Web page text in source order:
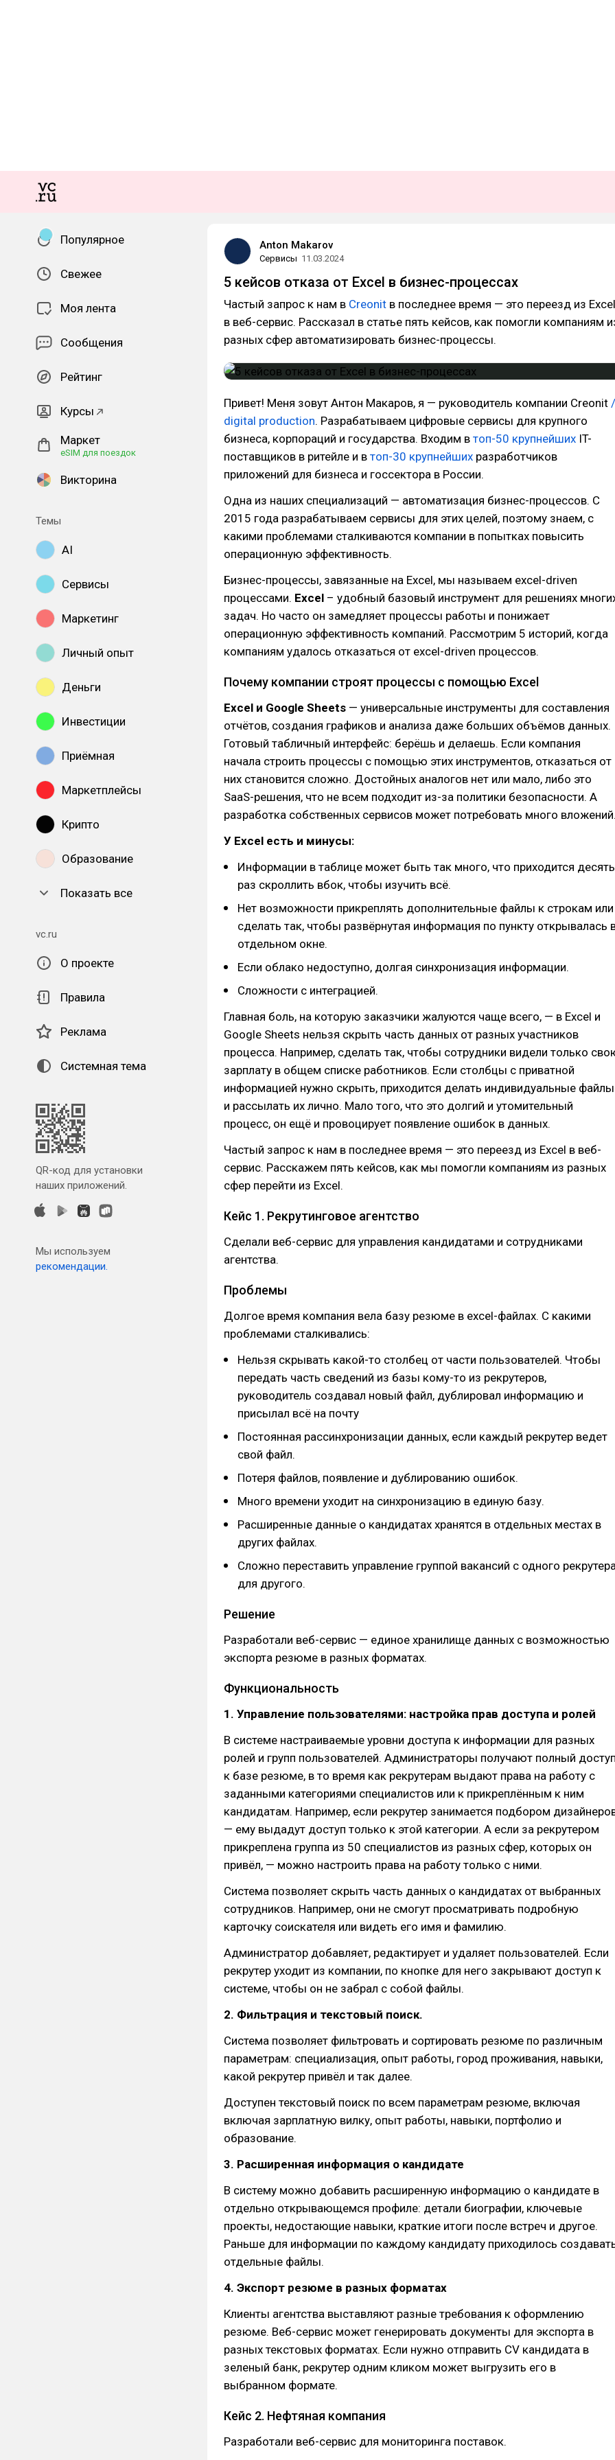
Популярное
Свежее
Моя лента
Сообщения
Рейтинг
Курсы
Маркет
eSIM для поездок
Викторина
Темы
AI
Сервисы
Маркетинг
Личный опыт
Деньги
Инвестиции
Приёмная
Маркетплейсы
Крипто
Образование
Показать все
vc.ru
О проекте
Правила
Реклама
Системная тема
QR-код для установки
наших приложений.
Мы используем
рекомендации.
Anton Makarov
Сервисы 11.03.2024
5 кейсов отказа от Excel в бизнес-процессах
Частый запрос к нам в Creonit в последнее время — это переезд из Excel
в веб-сервис. Рассказал в статье пять кейсов, как помогли компаниям
разных сфер автоматизировать бизнес-процессы.
Привет! Меня зовут Антон Макаров, я — руководитель компании Creonit /
digital production. Разрабатываем цифровые сервисы для крупного
бизнеса, корпораций и государства. Входим в топ-50 крупнейших IT-
поставщиков в ритейле и в топ-30 крупнейших разработчиков
приложений для бизнеса и госсектора в России.
Одна из наших специализаций — автоматизация бизнес-процессов. С
2015 года разрабатываем сервисы для этих целей, поэтому знаем, с
какими проблемами сталкиваются компании в попытках повысить
операционную эффективность.
Бизнес-процессы, завязанные на Excel, мы называем excel-driven
процессами. Excel – удобный базовый инструмент для решениях
задач. Но часто он замедляет процессы работы и понижает
операционную эффективность компаний. Рассмотрим 5 историй, когда
компаниям удалось отказаться от excel-driven процессов.
Почему компании строят процессы с помощью Excel
Excel и Google Sheets — универсальные инструменты для составления
отчётов, создания графиков и анализа даже больших объёмов данных.
Готовый табличный интерфейс: берёшь и делаешь. Если компания
начала строить процессы с помощью этих инструментов, отказаться от
них становится сложно. Достойных аналогов нет или мало, либо это
SaaS-решения, что не всем подходит из-за политики безопасности. А
разработка собственных сервисов может потребовать много
У Excel есть и минусы:
Информации в таблице может быть так много, что приходится десять
раз скроллить вбок, чтобы изучить всё.
Нет возможности прикреплять дополнительные файлы к строкам или
сделать так, чтобы развёрнутая информация по пункту открывалась
отдельном окне.
Если облако недоступно, долгая синхронизация информации.
Сложности с интеграцией.
Главная боль, на которую заказчики жалуются чаще всего, — в Excel и
Google Sheets нельзя скрыть часть данных от разных участников
процесса. Например, сделать так, чтобы сотрудники видели только
зарплату в общем списке работников. Если столбцы с приватной
информацией нужно скрыть, приходится делать индивидуальные файлы
и рассылать их лично. Мало того, что это долгий и утомительный
процесс, он ещё и провоцирует появление ошибок в данных.
Частый запрос к нам в последнее время — это переезд из Excel в веб-
сервис. Расскажем пять кейсов, как мы помогли компаниям из разных
сфер перейти из Excel.
Кейс 1. Рекрутинговое агентство
Сделали веб-сервис для управления кандидатами и сотрудниками
агентства.
Проблемы
Долгое время компания вела базу резюме в excel-файлах. С какими
проблемами сталкивались:
Нельзя скрывать какой-то столбец от части пользователей. Чтобы
передать часть сведений из базы кому-то из рекрутеров,
руководитель создавал новый файл, дублировал информацию и
присылал всё на почту
Постоянная рассинхронизации данных, если каждый рекрутер ведет
свой файл.
Потеря файлов, появление и дублированию ошибок.
Много времени уходит на синхронизацию в единую базу.
Расширенные данные о кандидатах хранятся в отдельных местах в
других файлах.
Сложно переставить управление группой вакансий с одного
для другого.
Решение
Разработали веб-сервис — единое хранилище данных с возможностью
экспорта резюме в разных форматах.
Функциональность
1. Управление пользователями: настройка прав доступа и ролей
В системе настраиваемые уровни доступа к информации для разных
ролей и групп пользователей. Администраторы получают полный
к базе резюме, в то время как рекрутерам выдают права на работу с
заданными категориями специалистов или к прикреплённым к ним
кандидатам. Например, если рекрутер занимается подбором
— ему выдадут доступ только к этой категории. А если за рекрутером
прикреплена группа из 50 специалистов из разных сфер, которых он
привёл, — можно настроить права на работу только с ними.
Система позволяет скрыть часть данных о кандидатах от выбранных
сотрудников. Например, они не смогут просматривать подробную
карточку соискателя или видеть его имя и фамилию.
Администратор добавляет, редактирует и удаляет пользователей. Если
рекрутер уходит из компании, по кнопке для него закрывают доступ к
системе, чтобы он не забрал с собой файлы.
2. Фильтрация и текстовый поиск.
Система позволяет фильтровать и сортировать резюме по различным
параметрам: специализация, опыт работы, город проживания, навыки,
какой рекрутер привёл и так далее.
Доступен текстовый поиск по всем параметрам резюме, включая
включая зарплатную вилку, опыт работы, навыки, портфолио и
образование.
3. Расширенная информация о кандидате
В систему можно добавить расширенную информацию о кандидате в
отдельно открывающемся профиле: детали биографии, ключевые
проекты, недостающие навыки, краткие итоги после встреч и другое.
Раньше для информации по каждому кандидату приходилось
отдельные файлы.
4. Экспорт резюме в разных форматах
Клиенты агентства выставляют разные требования к оформлению
резюме. Веб-сервис может генерировать документы для экспорта в
разных текстовых форматах. Если нужно отправить CV кандидата в
зеленый банк, рекрутер одним кликом может выгрузить его в
выбранном формате.
Кейс 2. Нефтяная компания
Разработали веб-сервис для мониторинга поставок.